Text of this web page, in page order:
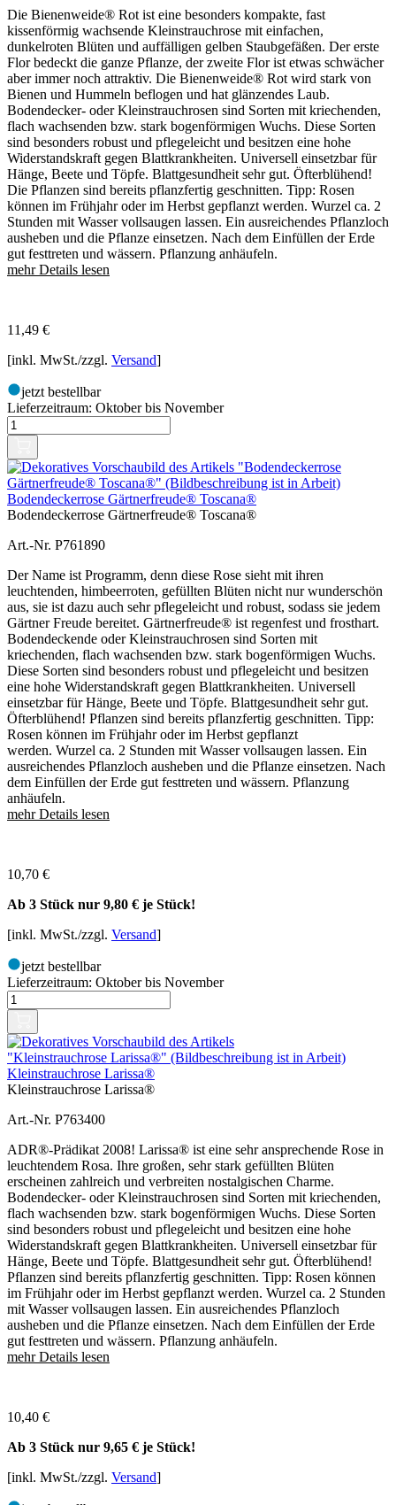
Die Bienenweide® Rot ist eine besonders kompakte, fast
kissenförmig wachsende Kleinstrauchrose mit einfachen,
dunkelroten Blüten und auffälligen gelben Staubgefäßen. Der erste
Flor bedeckt die ganze Pflanze, der zweite Flor ist etwas schwächer
aber immer noch attraktiv. Die Bienenweide® Rot wird stark von
Bienen und Hummeln beflogen und hat glänzendes Laub.
Bodendecker- oder Kleinstrauchrosen sind Sorten mit kriechenden,
flach wachsenden bzw. stark bogenförmigen Wuchs. Diese Sorten
sind besonders robust und pflegeleicht und besitzen eine hohe
Widerstandskraft gegen Blattkrankheiten. Universell einsetzbar für
Hänge, Beete und Töpfe. Blattgesundheit sehr gut. Öfterblühend!
Die Pflanzen sind bereits pflanzfertig geschnitten. Tipp: Rosen
können im Frühjahr oder im Herbst gepflanzt werden. Wurzel ca. 2
Stunden mit Wasser vollsaugen lassen. Ein ausreichendes Pflanzloch
ausheben und die Pflanze einsetzen. Nach dem Einfüllen der Erde
gut festtreten und wässern. Pflanzung anhäufeln.
mehr Details lesen
11,49 €
[inkl. MwSt./zzgl. Versand]
jetzt bestellbar
Lieferzeitraum: Oktober bis November
Bodendeckerrose Gärtnerfreude® Toscana®
Bodendeckerrose Gärtnerfreude® Toscana®
Art.-Nr. P761890
Der Name ist Programm, denn diese Rose sieht mit ihren
leuchtenden, himbeerroten, gefüllten Blüten nicht nur wunderschön
aus, sie ist dazu auch sehr pflegeleicht und robust, sodass sie jedem
Gärtner Freude bereitet. Gärtnerfreude® ist regenfest und frosthart.
Bodendeckende oder Kleinstrauchrosen sind Sorten mit
kriechenden, flach wachsenden bzw. stark bogenförmigen Wuchs.
Diese Sorten sind besonders robust und pflegeleicht und besitzen
eine hohe Widerstandskraft gegen Blattkrankheiten. Universell
einsetzbar für Hänge, Beete und Töpfe. Blattgesundheit sehr gut.
Öfterblühend! Pflanzen sind bereits pflanzfertig geschnitten. Tipp:
Rosen können im Frühjahr oder im Herbst gepflanzt
werden. Wurzel ca. 2 Stunden mit Wasser vollsaugen lassen. Ein
ausreichendes Pflanzloch ausheben und die Pflanze einsetzen. Nach
dem Einfüllen der Erde gut festtreten und wässern. Pflanzung
anhäufeln.
mehr Details lesen
10,70 €
Ab 3 Stück nur 9,80 € je Stück!
[inkl. MwSt./zzgl. Versand]
jetzt bestellbar
Lieferzeitraum: Oktober bis November
Kleinstrauchrose Larissa®
Kleinstrauchrose Larissa®
Art.-Nr. P763400
ADR®-Prädikat 2008! Larissa® ist eine sehr ansprechende Rose in
leuchtendem Rosa. Ihre großen, sehr stark gefüllten Blüten
erscheinen zahlreich und verbreiten nostalgischen Charme.
Bodendecker- oder Kleinstrauchrosen sind Sorten mit kriechenden,
flach wachsenden bzw. stark bogenförmigen Wuchs. Diese Sorten
sind besonders robust und pflegeleicht und besitzen eine hohe
Widerstandskraft gegen Blattkrankheiten. Universell einsetzbar für
Hänge, Beete und Töpfe. Blattgesundheit sehr gut. Öfterblühend!
Pflanzen sind bereits pflanzfertig geschnitten. Tipp: Rosen können
im Frühjahr oder im Herbst gepflanzt werden. Wurzel ca. 2 Stunden
mit Wasser vollsaugen lassen. Ein ausreichendes Pflanzloch
ausheben und die Pflanze einsetzen. Nach dem Einfüllen der Erde
gut festtreten und wässern. Pflanzung anhäufeln.
mehr Details lesen
10,40 €
Ab 3 Stück nur 9,65 € je Stück!
[inkl. MwSt./zzgl. Versand]